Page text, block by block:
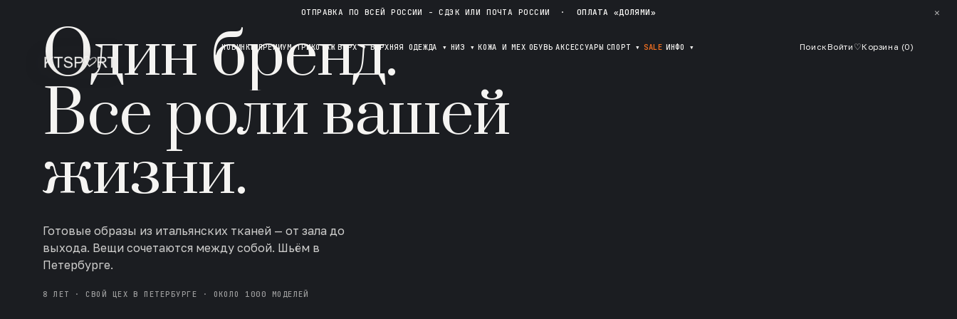
ОТПРАВКА ПО ВСЕЙ РОССИИ - СДЭК ИЛИ ПОЧТА РОССИИ · ОПЛАТА «ДОЛЯМИ» ✕
НОВИНКИ ПРЕМИУМ ТРИКОТАЖ ВЕРХ▾ ВЕРХНЯЯ ОДЕЖДА ▾ НИЗ ▾ КОЖА И МЕХ ОБУВЬ АКСЕССУАРЫ СПОРТ ▾ SALE ИНФО ▾ ПоискВойти ♡Корзина (0)
Один бренд.
Все роли вашей
жизни.
Готовые образы из итальянских тканей — от зала до
выхода. Вещи сочетаются между собой. Шьём в
Петербурге.
8 ЛЕТ · СВОЙ ЦЕХ В ПЕТЕРБУРГЕ · ОКОЛО 1000 МОДЕЛЕЙ